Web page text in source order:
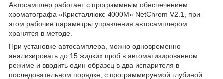
Автосамплер работает с программным обеспечением
хроматографа «Кристаллюкс-4000М» NetChrom V2.1, при
этом рабочие параметры управления автосамплером
хранятся в методе.
При установке автосамплера, можно одновременно
анализировать до 15 жидких проб в автоматизированном
режиме и вводить один образец в два испарителя в
последовательном порядке, с программируемой глубиной